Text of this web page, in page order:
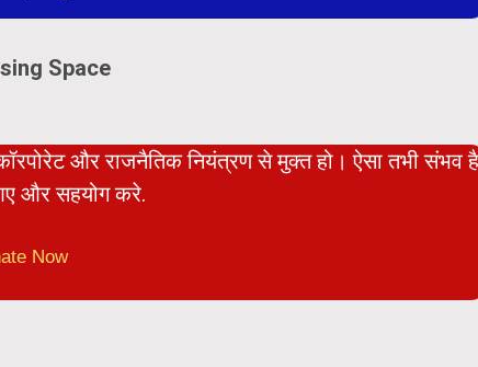
Space
और राजनैतिक नियंत्रण से मुक्त हो। ऐसा तभी संभव है
और सहयोग करे.
Now